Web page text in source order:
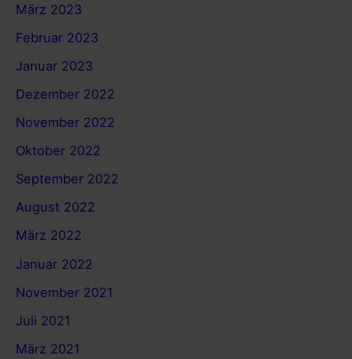
März 2023
Februar 2023
Januar 2023
Dezember 2022
November 2022
Oktober 2022
September 2022
August 2022
März 2022
Januar 2022
November 2021
Juli 2021
März 2021